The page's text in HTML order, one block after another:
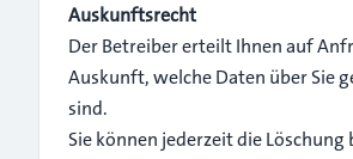
Auskunftsrecht
Der Betreiber erteilt Ihnen auf
Auskunft, welche Daten über Sie
sind.
Sie können jederzeit die Löschung